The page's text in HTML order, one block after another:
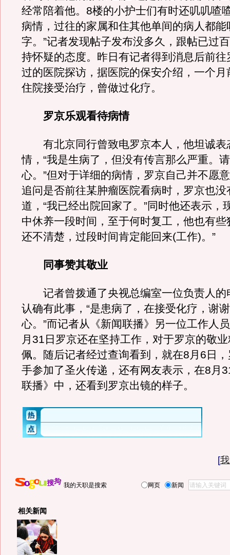
经常陪着他。8楼的小护士们有时还叽叽喳
病情，过往的家属和住其他单间的病人都能
字。”记者发现帖子发布没多久，跟帖已过
持怀疑的态度。昨日有记者得到消息后前往
过的医院探访，据医院的保安介绍，一个月
住院接受治疗，曾做过化疗。
罗京乐观看待病情
有北京同行曾致电罗京本人，他坦诚表
情，“我是生病了，但没有传言那么严重。
心。”但对于详细的病情，罗京自己并不愿
追问是否前往某肿瘤医院看病时，罗京也没
道，“我已经出院回家了。”同时他还表示，
中休养一段时间，至于何时复工，他也有些
还不清楚，过段时间肯定能回来(工作)。”
同事赞其敬业
记者曾拨通了央视总编室一位负责人的
认确有此事，“是患病了，在接受化疗，谢
心。”而记者从《新闻联播》另一位工作人
月31日罗京还在坚持工作，对于罗京的敬
佩。随后记者经过查询看到，就在8月6日
手参加了圣火传递，还有网友表示，在8月
联播》中，还看到罗京出镜的样子。
[
我的天职是搜索 网页 新闻
相关新闻